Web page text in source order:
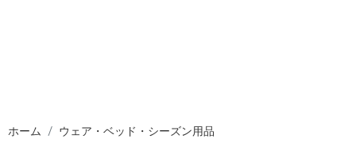
ホーム ウェア・ベッド・シーズン用品